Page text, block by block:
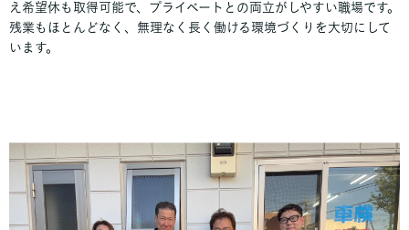
え希望休も取得可能で、プライベートとの両立がしやすい職場です。
残業もほとんどなく、無理なく長く働ける環境づくりを大切にして
います。